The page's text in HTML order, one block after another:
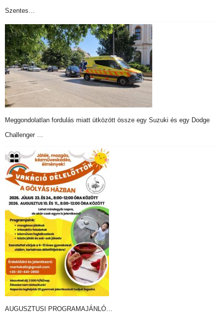
Szentes…
Meggondolatlan fordulás miatt ütközött össze egy Suzuki és egy Dodge
Challenger …
AUGUSZTUSI PROGRAMAJÁNLÓ…